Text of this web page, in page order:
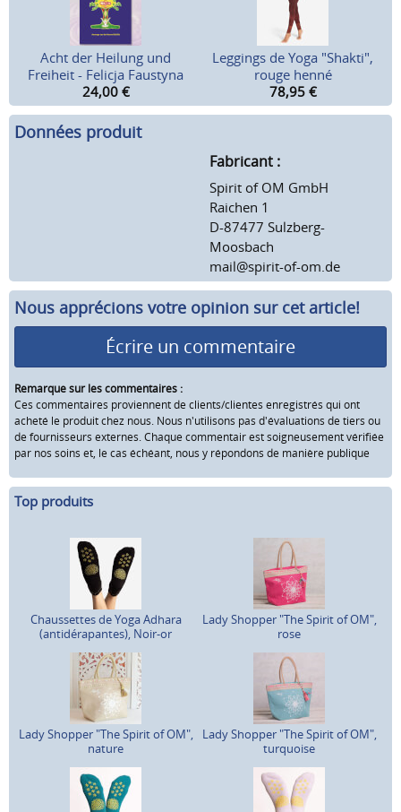
Acht der Heilung und
Freiheit - Felicja Faustyna
24,00 €
Leggings de Yoga "Shakti",
rouge henné
78,95 €
Données produit
Fabricant :
Spirit of OM GmbH
Raichen 1
D-87477 Sulzberg-
Moosbach
mail@spirit-of-om.de
Nous apprécions votre opinion sur cet article!
Écrire un commentaire
Remarque sur les commentaires :
Ces commentaires proviennent de clients/clientes enregistrés qui ont
acheté le produit chez nous. Nous n'utilisons pas d'évaluations de tiers ou
de fournisseurs externes. Chaque commentair est soigneusement vérifiée
par nos soins et, le cas échéant, nous y répondons de manière publique
Top produits
Chaussettes de Yoga Adhara
(antidérapantes), Noir-or
Lady Shopper "The Spirit of OM",
rose
Lady Shopper "The Spirit of OM",
nature
Lady Shopper "The Spirit of OM",
turquoise